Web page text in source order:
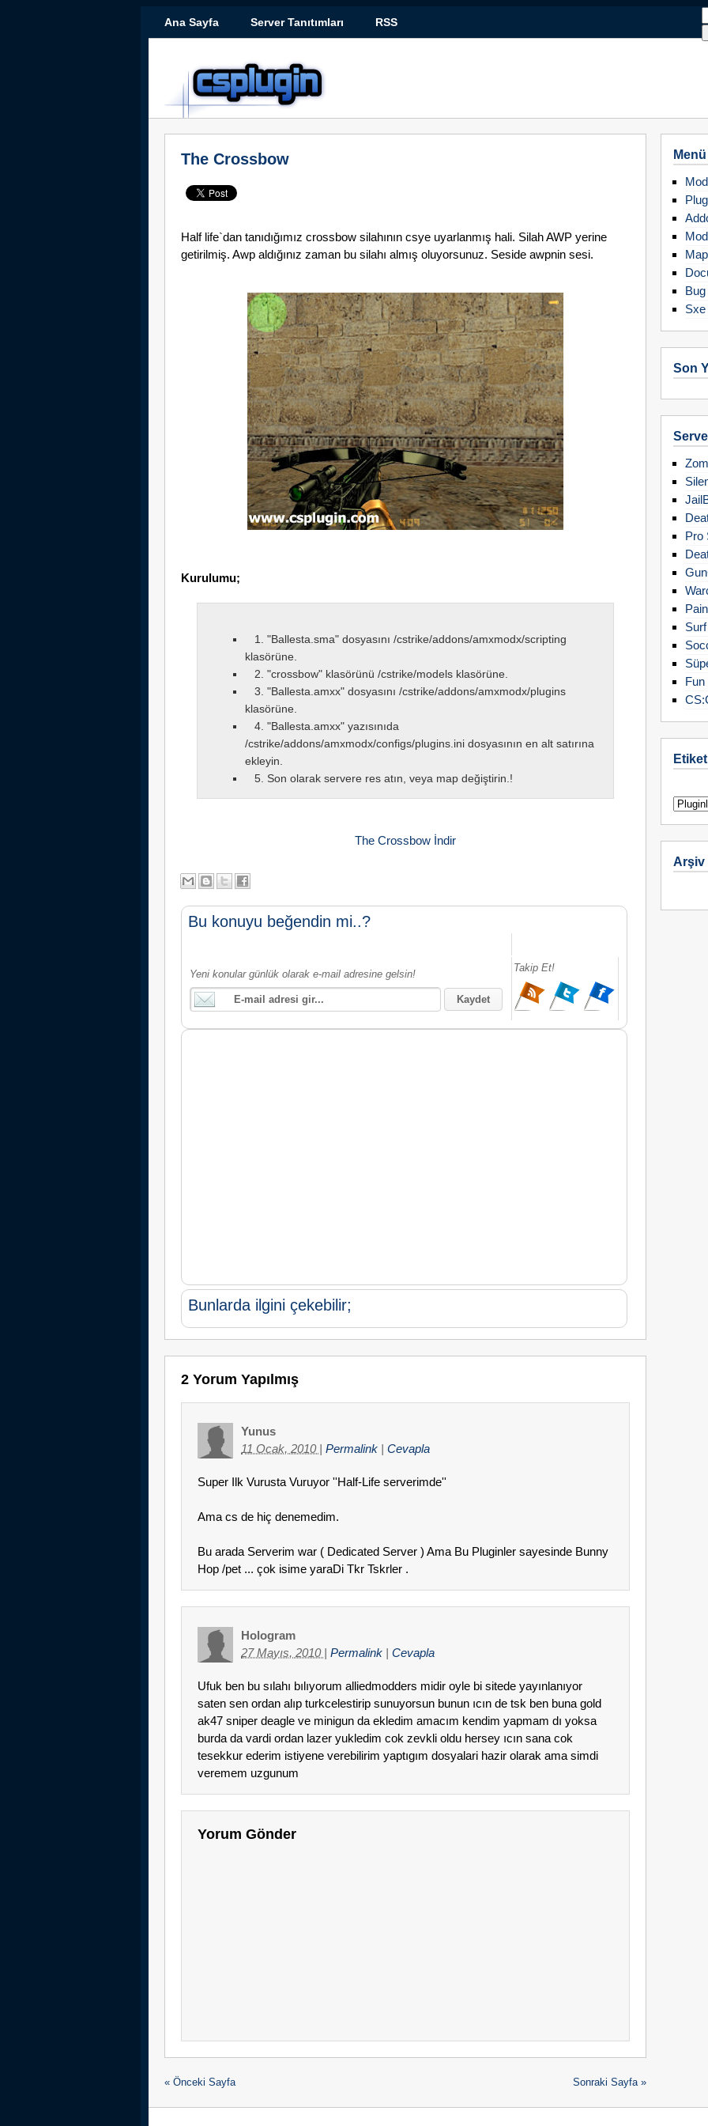
Ana Sayfa Server Tanıtımları RSS
The Crossbow
Half life`dan tanıdığımız crossbow silahının csye uyarlanmış hali. Silah AWP yerine
getirilmiş. Awp aldığınız zaman bu silahı almış oluyorsunuz. Seside awpnin sesi.
Kurulumu;
1. "Ballesta.sma" dosyasını /cstrike/addons/amxmodx/scripting
klasörüne.
2. "crossbow" klasörünü /cstrike/models klasörüne.
3. "Ballesta.amxx" dosyasını /cstrike/addons/amxmodx/plugins
klasörüne.
4. "Ballesta.amxx" yazısınıda
/cstrike/addons/amxmodx/configs/plugins.ini dosyasının en alt satırına
ekleyin.
5. Son olarak servere res atın, veya map değiştirin.!
The Crossbow İndir
Bu konuyu beğendin mi..?
Yeni konular günlük olarak e-mail adresine gelsin!
Takip Et!
Bunlarda ilgini çekebilir;
2 Yorum Yapılmış
Yunus
11 Ocak, 2010 | Permalink | Cevapla
Super Ilk Vurusta Vuruyor ''Half-Life serverimde''
Ama cs de hiç denemedim.
Bu arada Serverim war ( Dedicated Server ) Ama Bu Pluginler sayesinde Bunny
Hop /pet ... çok isime yaraDi Tkr Tskrler .
Hologram
27 Mayıs, 2010 | Permalink | Cevapla
Ufuk ben bu sılahı bılıyorum alliedmodders midir oyle bi sitede yayınlanıyor
saten sen ordan alıp turkcelestirip sunuyorsun bunun ıcın de tsk ben buna gold
ak47 sniper deagle ve minigun da ekledim amacım kendim yapmam dı yoksa
burda da vardi ordan lazer yukledim cok zevkli oldu hersey ıcın sana cok
tesekkur ederim istiyene verebilirim yaptıgım dosyalari hazir olarak ama simdi
veremem uzgunum
Yorum Gönder
« Önceki Sayfa Sonraki Sayfa »
Menü
Sxe
Son
Pro
Arşiv